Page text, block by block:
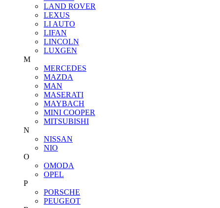
LAND ROVER
LEXUS
LI AUTO
LIFAN
LINCOLN
LUXGEN
M
MERCEDES
MAZDA
MAN
MASERATI
MAYBACH
MINI COOPER
MITSUBISHI
N
NISSAN
NIO
O
OMODA
OPEL
P
PORSCHE
PEUGEOT